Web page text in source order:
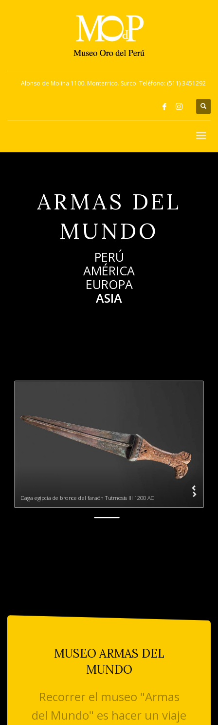
Alonso de Molina 1100. Monterrico. Surco. Teléfono: (511) 3451292
ARMAS DEL
MUNDO
PERÚ
AMÉRICA
EUROPA
ASIA
Daga egipcia de bronce del faraón Tutmosis III 1200 AC
MUSEO ARMAS DEL
MUNDO
Recorrer el museo "Armas
del Mundo" es hacer un viaje